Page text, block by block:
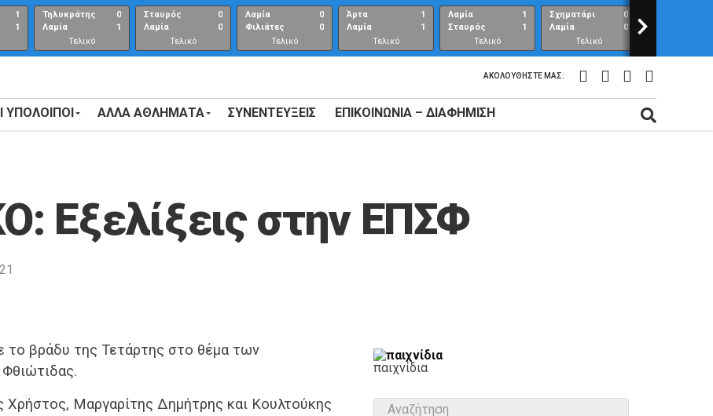
1
1
Τηλυκράτης
Λαμία
0
1
Τελικό
αποτέλεσμα
Σταυρός
Λαμία
0
0
Τελικό
αποτέλεσμα
Λαμία
Φιλιάτες
0
0
Τελικό
Αποτέλεσμα
Άρτα
Λαμία
1
1
Τελικό
αποτέλεσμα
Λαμία
Σταυρός
1
1
Τελικό
αποτέλεσμα
Σχηματάρι
Λαμία
0
0
Τελικό
αποτέλεσμα
>
ΑΚΟΛΟΥΘΉΣΤΕ ΜΑΣ:
ΥΠΟΛΟΙΠΟΙ ΑΛΛΑ ΑΘΛΗΜΑΤΑ ΣΥΝΕΝΤΕΎΞΕΙΣ ΕΠΙΚΟΙΝΩΝΊΑ – ΔΙΑΦΉΜΙΣΗ
Εξελίξεις στην ΕΠΣΦ
το βράδυ της Τετάρτης στο θέμα των
Χρήστος, Μαργαρίτης Δημήτρης και Κουλτούκης
παιχνίδια